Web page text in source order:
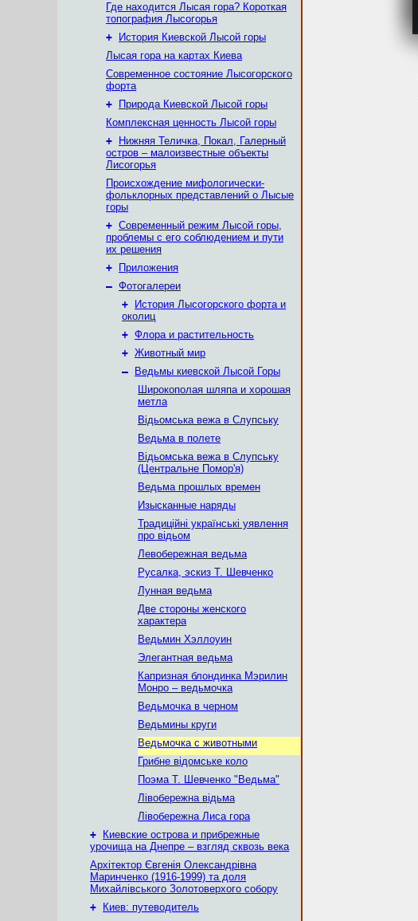
Где находится Лысая гора? Короткая
топография Лысогорья
+
История Киевской Лысой горы
Лысая гора на картах Киева
Современное состояние Лысогорского
форта
+
Природа Киевской Лысой горы
Комплексная ценность Лысой горы
+
Нижняя Теличка, Покал, Галерный
остров – малоизвестные объекты
Лисогорья
Происхождение мифологически-
фольклорных представлений о Лысые
горы
+ Современный режим Лысой горы,
проблемы с его соблюдением и пути
их решения
+
Приложения
– Фотогалереи
+
История Лысогорского форта и
околиц
+ Флора и растительность
+ Животный мир
–
Ведьмы киевской Лысой Горы
Широкополая шляпа и хорошая
метла
Відьомська вежа в Слупську
Ведьма в полете
Відьомська вежа в Слупську
(Центральне Помор'я)
Ведьма прошлых времен
Изысканные наряды
Традиційні українські уявлення
про відьом
Левобережная ведьма
Русалка, эскиз Т. Шевченко
Лунная ведьма
Две стороны женского
характера
Ведьмин Хэллоуин
Элегантная ведьма
Капризная блондинка Мэрилин
Монро – ведьмочка
Ведьмочка в черном
Ведьмины круги
Ведьмочка с животными
Грибне відомське коло
Поэма Т. Шевченко "Ведьма"
Лівобережна відьма
Лівобережна Лиса гора
+
Киевские острова и прибрежные
урочища на Днепре – взгляд сквозь века
Архітектор Євгенія Олександрівна
Маринченко (1916-1999) та доля
Михайлівського Золотоверхого собору
+
Киев: путеводитель